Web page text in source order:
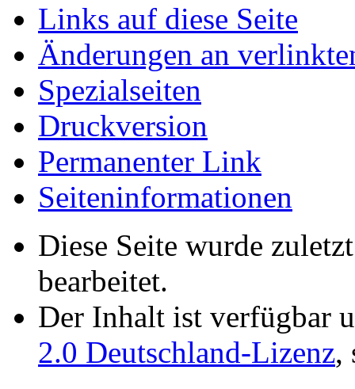
Links auf diese Seite
Änderungen an
Spezialseiten
Druckversion
Permanenter Link
Seiten­­informationen
Diese Seite wurde
bearbeitet.
Der Inhalt ist verfügbar
2.0 Deutschland-Lizenz,